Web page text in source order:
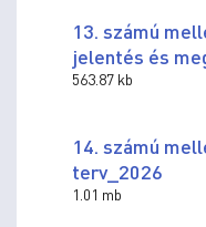
13. számú
jelentés és
563.87 kb
14. számú
terv_2026
1.01 mb